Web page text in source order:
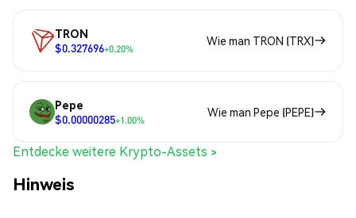
TRON
$0.327696+0.20%
Wie man TRON (TRX)
Pepe
$0.00000285+1.00%
Wie man Pepe (PEPE)
Entdecke weitere Krypto-Assets >
Hinweis